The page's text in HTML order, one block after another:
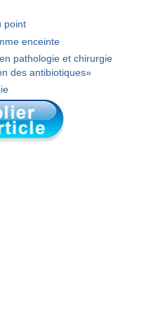
point
enceinte
pathologie et chirurgie
des antibiotiques»